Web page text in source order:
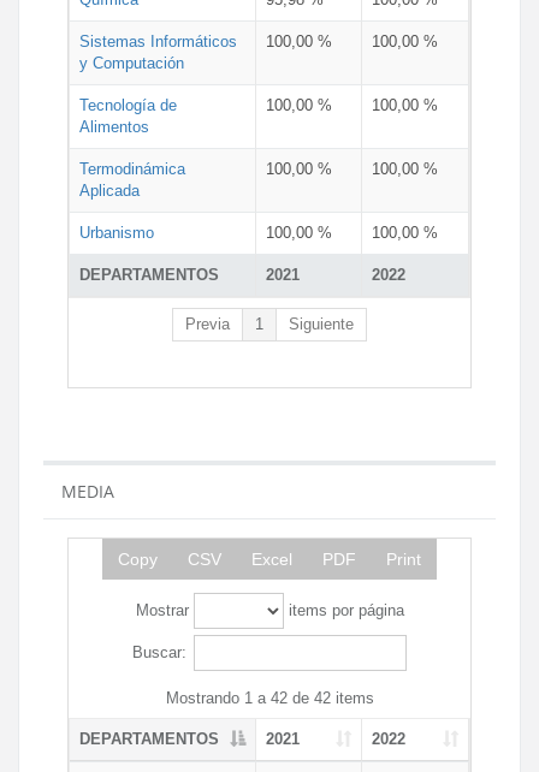
DEPARTAMENTOS 2021 2022
Sistemas Informáticos
y Computación
100,00 % 100,00 %
Tecnología de
Alimentos
100,00 % 100,00 %
Termodinámica
Aplicada
100,00 % 100,00 %
Urbanismo 100,00 % 100,00 %
Previa 1 Siguiente
MEDIA
Copy CSV Excel PDF Print
Mostrar items por página
Buscar:
Mostrando 1 a 42 de 42 items
DEPARTAMENTOS 2021 2022